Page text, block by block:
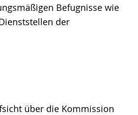
Befugnisse wie
der
über die Kommission